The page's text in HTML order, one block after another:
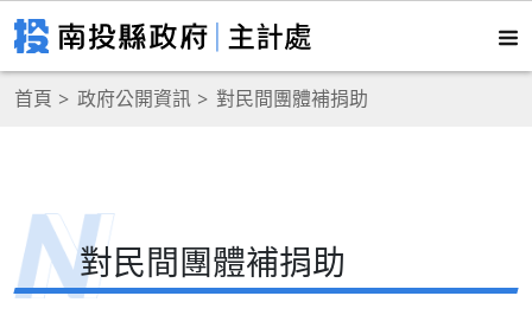
首頁 政府公開資訊 對民間團體補捐助
對民間團體補捐助